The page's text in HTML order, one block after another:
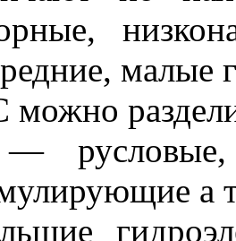
малые
— русловые,
а